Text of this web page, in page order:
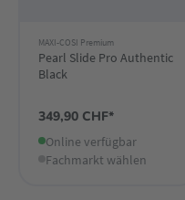
MAXI-COSI Premium
Pearl Slide Pro Authentic
Black
349,90 CHF*
Online verfügbar
Fachmarkt wählen